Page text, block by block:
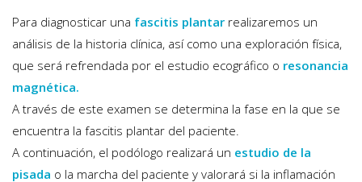
Para diagnosticar una fascitis plantar realizaremos un
análisis de la historia clínica, así como una exploración física,
que será refrendada por el estudio ecográfico o resonancia
magnética.
A través de este examen se determina la fase en la que se
encuentra la fascitis plantar del paciente.
A continuación, el podólogo realizará un estudio de la
pisada o la marcha del paciente y valorará si la inflamación